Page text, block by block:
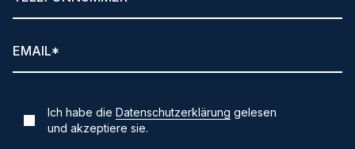
Ich habe dieDatenschutzerklärung gelesen
und akzeptiere sie.